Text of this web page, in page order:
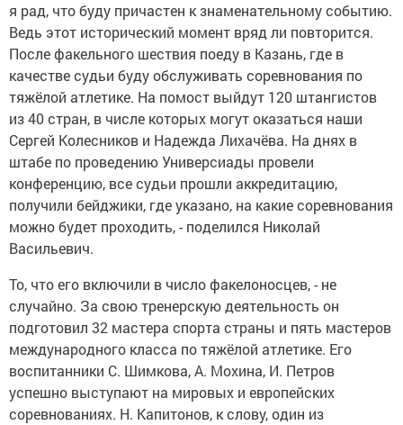
я рад, что буду причастен к знаменательному событию.
Ведь этот исторический момент вряд ли повторится.
После факельного шествия поеду в Казань, где в
качестве судьи буду обслуживать соревнования по
тяжёлой атлетике. На помост выйдут 120 штангистов
из 40 стран, в числе которых могут оказаться наши
Сергей Колесников и Надежда Лихачёва. На днях в
штабе по проведению Универсиады провели
конференцию, все судьи прошли аккредитацию,
получили бейджики, где указано, на какие соревнования
можно будет проходить, - поделился Николай
Васильевич.
То, что его включили в число факелоносцев, - не
случайно. За свою тренерскую деятельность он
подготовил 32 мастера спорта страны и пять мастеров
международного класса по тяжёлой атлетике. Его
воспитанники С. Шимкова, А. Мохина, И. Петров
успешно выступают на мировых и европейских
соревнованиях. Н. Капитонов, к слову, один из